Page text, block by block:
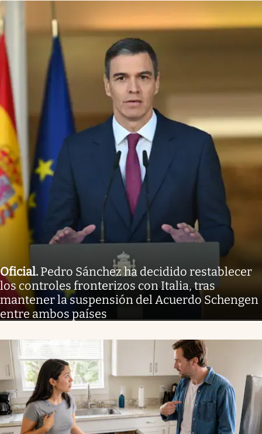
Oficial. Pedro Sánchez ha decidido restablecer
los controles fronterizos con Italia, tras
mantener la suspensión del Acuerdo Schengen
entre ambos países